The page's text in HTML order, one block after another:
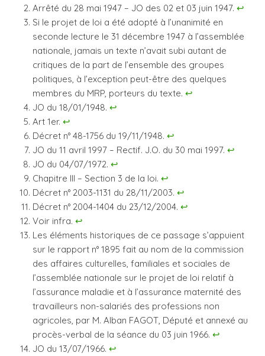
Arrêté du 28 mai 1947 – JO des 02 et 03 juin 1947. ↩︎
Si le projet de loi a été adopté à l’unanimité en
seconde lecture le 31 décembre 1947 à l’assemblée
nationale, jamais un texte n’avait subi autant de
critiques de la part de l’ensemble des groupes
politiques, à l’exception peut-être des quelques
membres du MRP, porteurs du texte. ↩︎
JO du 18/01/1948. ↩︎
Art 1er. ↩︎
Décret n° 48-1756 du 19/11/1948. ↩︎
JO du 11 avril 1997 – Rectif. J.O. du 30 mai 1997. ↩︎
JO du 04/07/1972. ↩︎
Chapitre III – Section 3 de la loi. ↩︎
Décret n° 2003-1131 du 28/11/2003. ↩︎
Décret n° 2004-1404 du 23/12/2004. ↩︎
Voir infra. ↩︎
Les éléments historiques de ce passage s’appuient
sur le rapport n° 1895 fait au nom de la commission
des affaires culturelles, familiales et sociales de
l’assemblée nationale sur le projet de loi relatif à
l’assurance maladie et à l’assurance maternité des
travailleurs non-salariés des professions non
agricoles, par M. Alban FAGOT, Député et annexé au
procès-verbal de la séance du 03 juin 1966. ↩︎
JO du 13/07/1966. ↩︎